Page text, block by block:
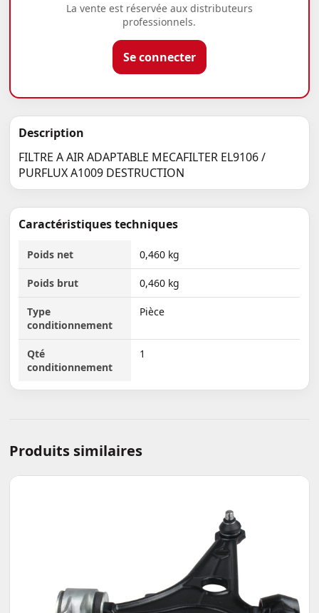
La vente est réservée aux distributeurs
professionnels.
Se connecter
Description
FILTRE A AIR ADAPTABLE MECAFILTER EL9106 /
PURFLUX A1009 DESTRUCTION
Caractéristiques techniques
Poids net 0,460 kg
Poids brut 0,460 kg
Type
conditionnement
Pièce
Qté
conditionnement
1
Produits similaires